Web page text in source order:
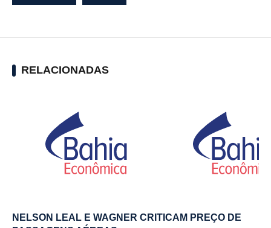
RELACIONADAS
NELSON LEAL E WAGNER CRITICAM PREÇO DE